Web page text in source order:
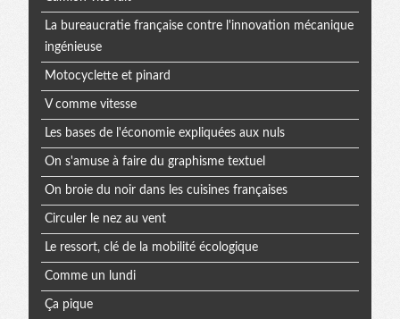
La bureaucratie française contre l'innovation mécanique
ingénieuse
Motocyclette et pinard
V comme vitesse
Les bases de l'économie expliquées aux nuls
On s'amuse à faire du graphisme textuel
On broie du noir dans les cuisines françaises
Circuler le nez au vent
Le ressort, clé de la mobilité écologique
Comme un lundi
Ça pique